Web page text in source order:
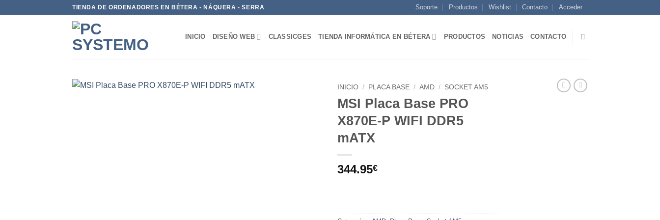
TIENDA DE ORDENADORES EN BÉTERA - NÁQUERA - SERRA Soporte Productos Wishlist Contacto Acceder
INICIO DISEÑO WEB CLASSICGES TIENDA INFORMÁTICA EN BÉTERA PRODUCTOS NOTICIAS CONTACTO
INICIO / PLACA BASE / AMD / SOCKET AM5
MSI Placa Base PRO
X870E-P WIFI DDR5
mATX
344.95€